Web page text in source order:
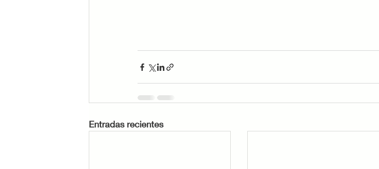
Entradas recientes